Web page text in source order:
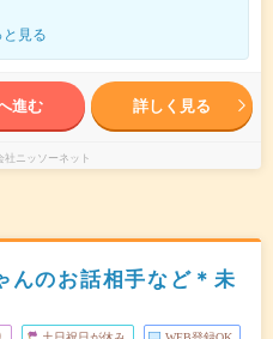
と見る
進む 詳しく見る
社ニッソーネット
んのお話相手など＊未
土日祝日が休み WEB登録OK